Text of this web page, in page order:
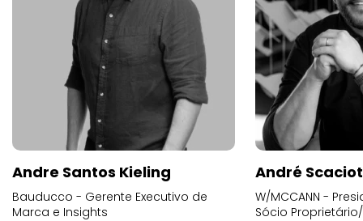
Andre Santos Kieling
Bauducco - Gerente Executivo de
Marca e Insights
André
W/MCCANN -
Sócio